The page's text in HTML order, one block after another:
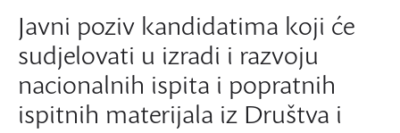
Javni poziv kandidatima koji će
sudjelovati u izradi i razvoju
nacionalnih ispita i popratnih
ispitnih materijala iz Društva i